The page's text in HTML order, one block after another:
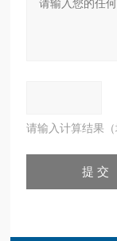
请输入计算结果